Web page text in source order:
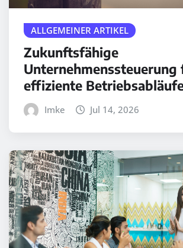
ALLGEMEINER ARTIKEL
Zukunftsfähige
Unternehmenssteuerung
effiziente
Imke Jul 14, 2026